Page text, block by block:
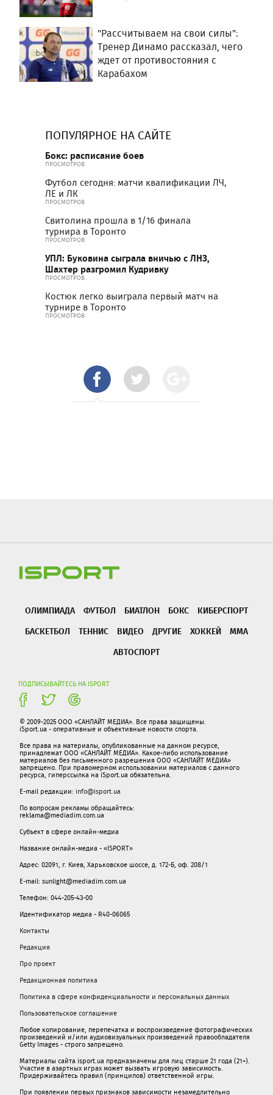
"Рассчитываем на свои силы":
Тренер Динамо рассказал, чего
ждет от противостояния с
Карабахом
ПОПУЛЯРНОЕ НА САЙТЕ
Бокс: расписание боев
ПРОСМОТРОВ
Футбол сегодня: матчи квалификации ЛЧ,
ЛЕ и ЛК
ПРОСМОТРОВ
Свитолина прошла в 1/16 финала
турнира в Торонто
ПРОСМОТРОВ
УПЛ: Буковина сыграла вничью с ЛНЗ,
Шахтер разгромил Кудривку
ПРОСМОТРОВ
Костюк легко выиграла первый матч на
турнире в Торонто
ПРОСМОТРОВ
ОЛИМПИАДА ФУТБОЛ БИАТЛОН БОКС
КИБЕРСПОРТ
БАСКЕТБОЛ
ТЕННИС ВИДЕО ДРУГИЕ ХОККЕЙ
ММА
АВТОСПОРТ
ПОДПИСЫВАЙТЕСЬ НА ISPORT
© 2009-2025 ООО «САНЛАЙТ МЕДИА». Все права защищены.
iSport.ua - оперативные и объективные новости спорта.
Все права на материалы, опубликованные на данном ресурсе,
принадлежат ООО «САНЛАЙТ МЕДИА». Какое-либо использование
материалов без письменного разрешения ООО «САНЛАЙТ МЕДИА»
запрещено. При правомерном использовании материалов с данного
ресурса, гиперссылка на iSport.ua обязательна.
E-mail редакции: info@isport.ua
По вопросам рекламы обращайтесь:
reklama@mediadim.com.ua
Субъект в сфере онлайн-медиа
Название онлайн-медиа - «ISPORT»
Адрес: 02091, г. Киев, Харьковское шоссе, д. 172-Б, оф. 208/1
E-mail: sunlight@mediadim.com.ua
Телефон: 044-205-43-00
Идентификатор медиа - R40-06065
Контакты
Редакция
Про проект
Редакционная политика
Политика в сфере конфиденциальности и персональных данных
Пользовательское соглашение
Любое копирование, перепечатка и воспроизведение фотографических
произведений и/или аудиовизуальных произведений правообладателя
Getty Images - строго запрещено.
Материалы сайта isport.ua предназначены для лиц старше 21 года (21+).
Участие в азартных играх может вызвать игровую зависимость.
Придерживайтесь правил (принципов) ответственной игры.
При появлении первых признаков зависимости незамедлительно